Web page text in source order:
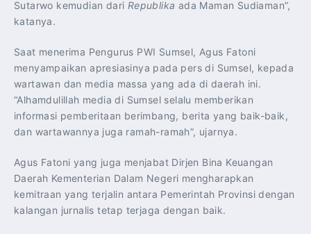
Sutarwo kemudian dari Republika ada Maman Sudiaman”,
katanya.
Saat menerima Pengurus PWI Sumsel, Agus Fatoni
menyampaikan apresiasinya pada pers di Sumsel, kepada
wartawan dan media massa yang ada di daerah ini.
“Alhamdulillah media di Sumsel selalu memberikan
informasi pemberitaan berimbang, berita yang baik-baik,
dan wartawannya juga ramah-ramah”, ujarnya.
Agus Fatoni yang juga menjabat Dirjen Bina Keuangan
Daerah Kementerian Dalam Negeri mengharapkan
kemitraan yang terjalin antara Pemerintah Provinsi dengan
kalangan jurnalis tetap terjaga dengan baik.